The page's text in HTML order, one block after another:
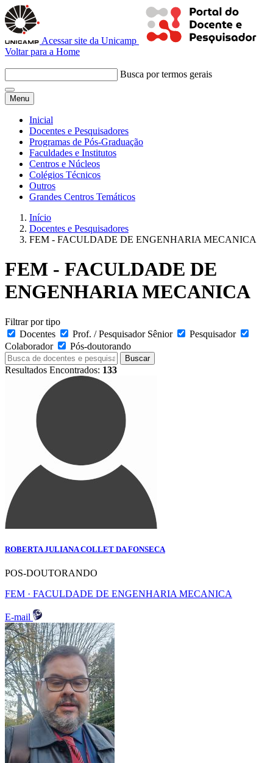
Acessar site da Unicamp
Voltar para a Home
Busca por termos gerais
Menu
Inicial
Docentes e Pesquisadores
Programas de Pós-Graduação
Faculdades e Institutos
Centros e Núcleos
Colégios Técnicos
Outros
Grandes Centros Temáticos
Início
Docentes e Pesquisadores
FEM - FACULDADE DE ENGENHARIA MECANICA
FEM - FACULDADE DE
ENGENHARIA MECANICA
Filtrar por tipo
Docentes
Prof. / Pesquisador Sênior
Pesquisador
Colaborador
Pós-doutorando
Buscar
Resultados Encontrados: 133
ROBERTA JULIANA COLLET DA FONSECA
POS-DOUTORANDO
FEM · FACULDADE DE ENGENHARIA MECANICA
E-mail